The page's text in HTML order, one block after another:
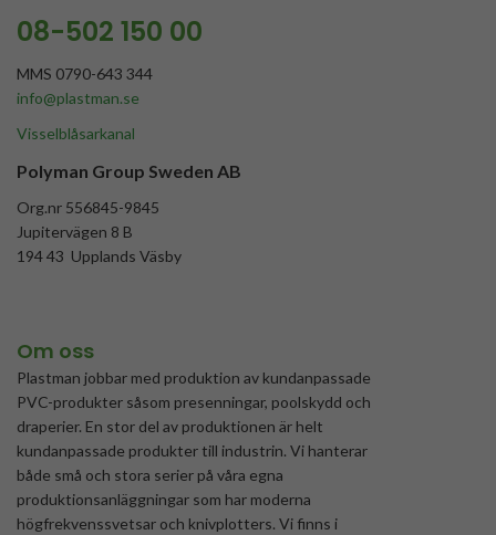
08-502 150 00
MMS 0790-643 344
info@plastman.se
Visselblåsarkanal
Polyman Group Sweden AB
Org.nr 556845-9845
Jupitervägen 8 B
194 43 Upplands Väsby
Om oss
Plastman jobbar med produktion av kundanpassade
PVC-produkter såsom presenningar, poolskydd och
draperier. En stor del av produktionen är helt
kundanpassade produkter till industrin. Vi hanterar
både små och stora serier på våra egna
produktionsanläggningar som har moderna
högfrekvenssvetsar och knivplotters. Vi finns i